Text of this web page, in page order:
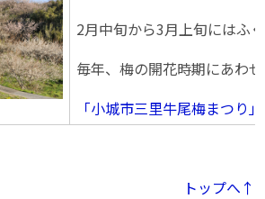
2月中旬から3月上旬にはふ
毎年、梅の開花時期にあわ
「小城市三里牛尾梅まつり
トップへ↑